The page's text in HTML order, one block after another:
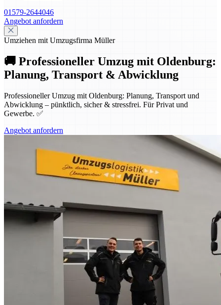
01579-2644046
Angebot anfordern
Umziehen mit Umzugsfirma Müller
🚚 Professioneller Umzug mit Oldenburg:
Planung, Transport & Abwicklung
Professioneller Umzug mit Oldenburg: Planung, Transport und
Abwicklung – pünktlich, sicher & stressfrei. Für Privat und
Gewerbe. ✅
Angebot anfordern